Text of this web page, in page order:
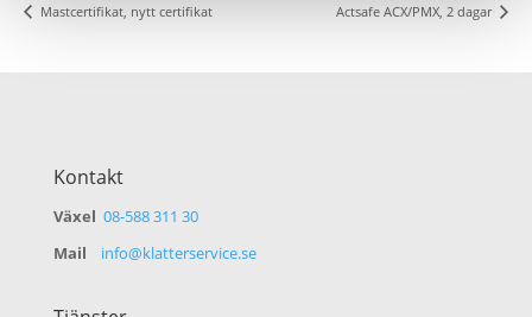
Mastcertifikat, nytt certifikat Actsafe ACX/PMX, 2 dagar
Kontakt
Växel 08-588 311 30
Mail info@klatterservice.se